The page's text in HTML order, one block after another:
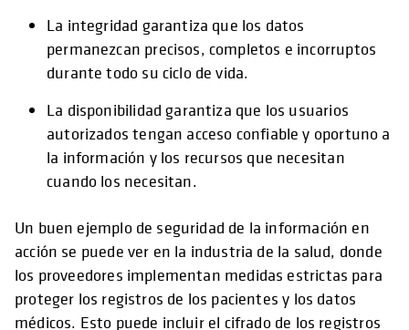
La integridad garantiza que los datos
permanezcan precisos, completos e incorruptos
durante todo su ciclo de vida.
La disponibilidad garantiza que los usuarios
autorizados tengan acceso confiable y oportuno a
la información y los recursos que necesitan
cuando los necesitan.
Un buen ejemplo de seguridad de la información en
acción se puede ver en la industria de la salud, donde
los proveedores implementan medidas estrictas para
proteger los registros de los pacientes y los datos
médicos. Esto puede incluir el cifrado de los registros